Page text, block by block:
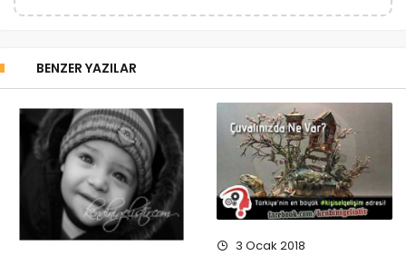
BENZER YAZILAR
3 Ocak 2018